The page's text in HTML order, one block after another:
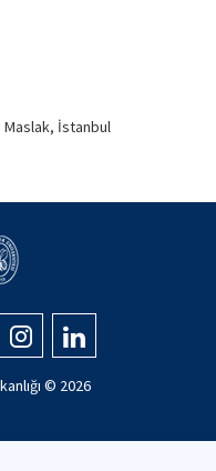
Maslak, İstanbul
© 2026